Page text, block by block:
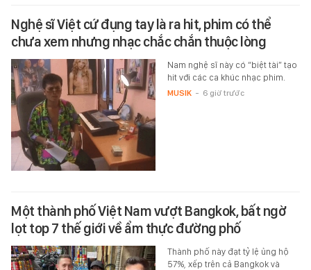
Nghệ sĩ Việt cứ đụng tay là ra hit, phim có thể
chưa xem nhưng nhạc chắc chắn thuộc lòng
Nam nghệ sĩ này có “biệt tài” tạo
hit với các ca khúc nhạc phim.
MUSIK - 6 giờ trước
Một thành phố Việt Nam vượt Bangkok, bất ngờ
lọt top 7 thế giới về ẩm thực đường phố
Thành phố này đạt tỷ lệ ủng hộ
57%, xếp trên cả Bangkok và